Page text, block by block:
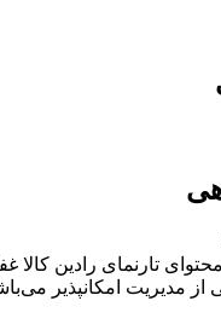
تارنمای رادین کالا
از مدیریت امکانپذیر